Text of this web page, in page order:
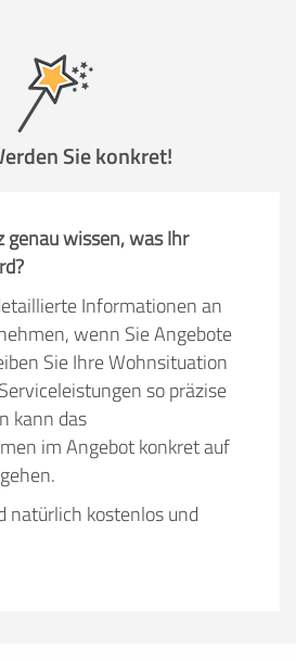
Sie konkret!
genau wissen, was Ihr
Informationen an
wenn Sie Angebote
Sie Ihre Wohnsituation
so präzise
kann das
im Angebot konkret auf
natürlich kostenlos und